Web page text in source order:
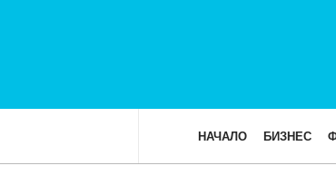
НАЧАЛО БИЗНЕС